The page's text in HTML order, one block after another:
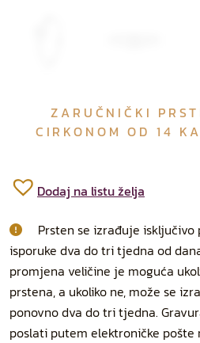
ZARUČNIČKI
CIRKONOM OD 14
Dodaj na listu želja
Prsten se izrađuje
isporuke dva do tri tjedna od
promjena veličine je moguća
prstena, a ukoliko ne, može se
ponovno dva do tri tjedna.
poslati putem elektroničke pošte